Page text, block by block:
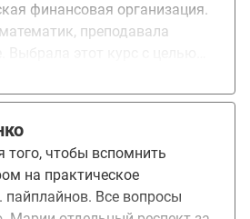
финансовая организация.
преподавала
на практике анализ
рекомендательных систем,
для нейронных
чтобы самостоятельно
в выбранном
того, чтобы вспомнить
на практическое
пайплайнов. Все вопросы